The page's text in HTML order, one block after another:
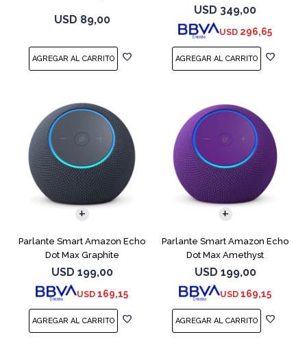
USD 89,00
Negro
USD 349,00
USD 296,65
Parlante Smart Amazon Echo
Dot Max Graphite
USD 199,00
USD 169,15
Parlante Smart Amazon Echo
Dot Max Amethyst
USD 199,00
USD 169,15